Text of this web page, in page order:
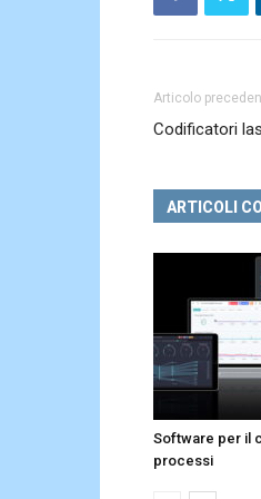
Articolo
Codificatori
ARTICOLI
Software per il
processi